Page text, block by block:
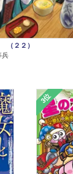
（２２）
兵
3位